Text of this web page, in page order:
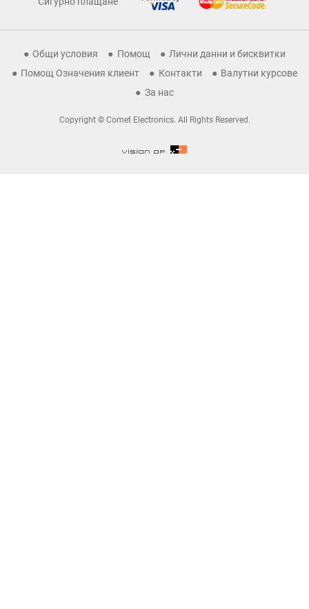
Общи условия Помощ
Лични данни и бисквитки
Помощ Означения клиент
Контакти
Валутни курсове
За нас
Copyright © Comet Electronics. All Rights Reserved.